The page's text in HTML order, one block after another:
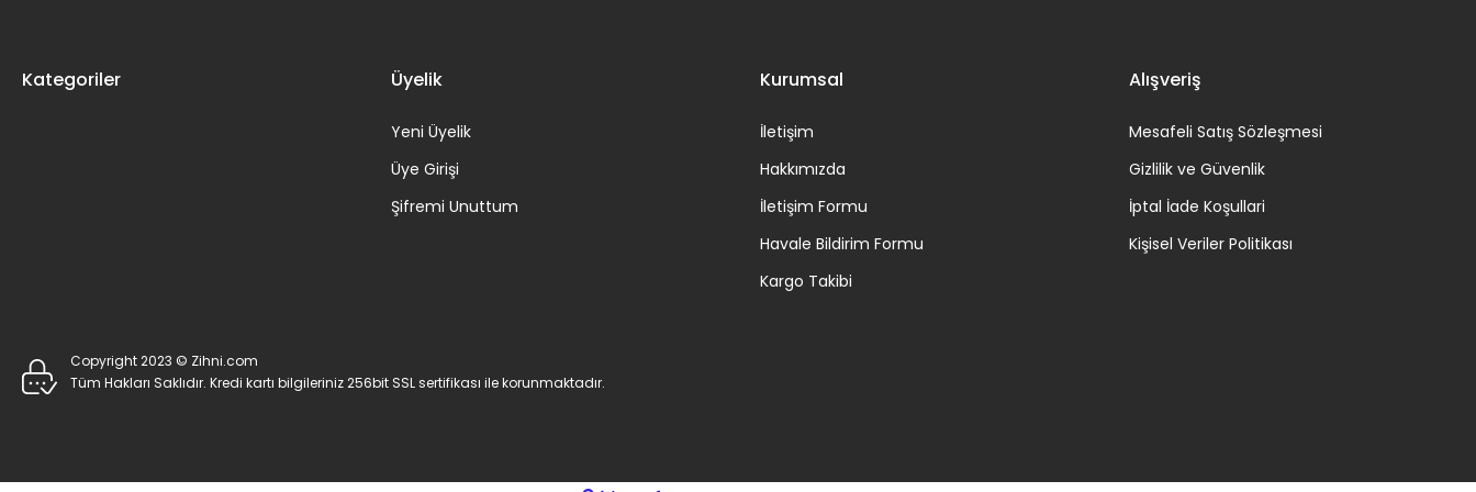
Kategoriler Üyelik
Yeni Üyelik
Üye Girişi
Şifremi Unuttum
Kurumsal
İletişim
Hakkımızda
İletişim Formu
Havale Bildirim Formu
Kargo Takibi
Alışveriş
Mesafeli Satış Sözleşmesi
Gizlilik ve Güvenlik
İptal İade Koşullari
Kişisel Veriler Politikası
Copyright 2023 © Zihni.com
Tüm Hakları Saklıdır. Kredi kartı bilgileriniz 256bit SSL sertifikası ile korunmaktadır.